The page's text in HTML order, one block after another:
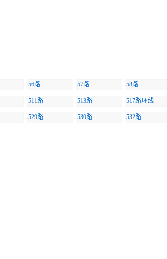
56路 57路 58路
511路 513路 517路环线
529路 530路 532路